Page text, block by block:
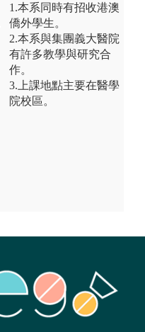
1.本系同時有招收港澳
僑外學生。
2.本系與集團義大醫院
有許多教學與研究合
作。
3.上課地點主要在醫學
院校區。